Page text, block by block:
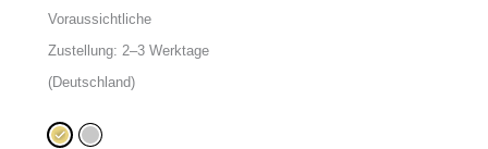
Voraussichtliche
Zustellung: 2–3 Werktage
(Deutschland)